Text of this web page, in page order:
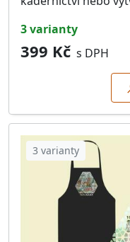
3 varianty
399 Kč s DPH
3 varianty